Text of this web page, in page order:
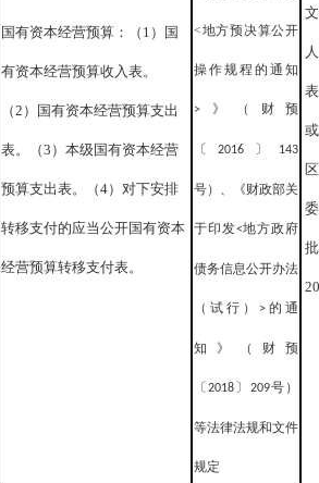
国有资本经营预算：（1）国
有资本经营预算收入表。
（2）国有资本经营预算支出
表。（3）本级国有资本经营
预算支出表。（4）对下安排
转移支付的应当公开国有资本
经营预算转移支付表。
<地方预决算公开
操作规程的通知
> 》（财预
〔 2016 〕 143
号）、《财政部关
于印发<地方政府
债务信息公开办法
（试行） > 的通
知》（财预
〔2018 〕 209号）
等法律法规和文件
规定